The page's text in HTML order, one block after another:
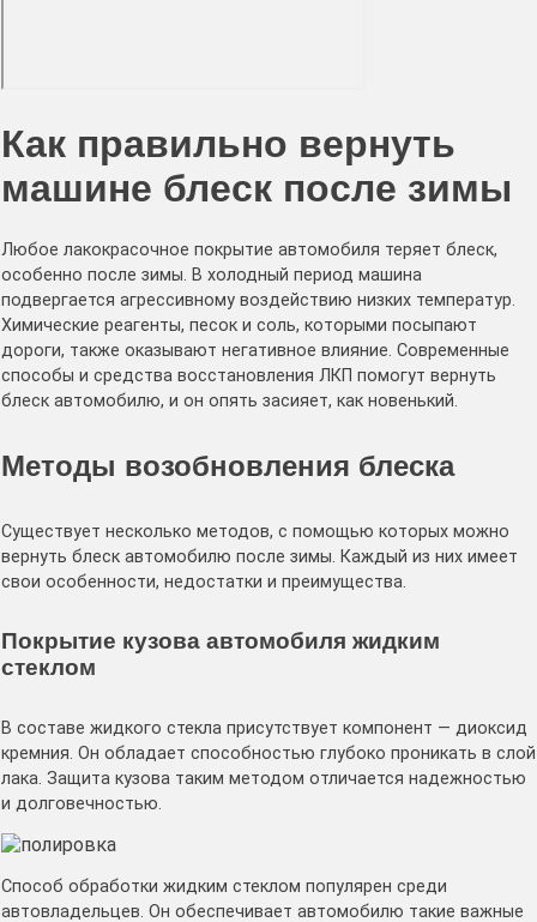
Как правильно вернуть
машине блеск после зимы
Любое лакокрасочное покрытие автомобиля теряет блеск,
особенно после зимы. В холодный период машина
подвергается агрессивному воздействию низких температур.
Химические реагенты, песок и соль, которыми посыпают
дороги, также оказывают негативное влияние. Современные
способы и средства восстановления ЛКП помогут вернуть
блеск автомобилю, и он опять засияет, как новенький.
Методы возобновления блеска
Существует несколько методов, с помощью которых можно
вернуть блеск автомобилю после зимы. Каждый из них имеет
свои особенности, недостатки и преимущества.
Покрытие кузова автомобиля жидким
стеклом
В составе жидкого стекла присутствует компонент — диоксид
кремния. Он обладает способностью глубоко проникать в слой
лака. Защита кузова таким методом отличается надежностью
и долговечностью.
Способ обработки жидким стеклом популярен среди
автовладельцев. Он обеспечивает автомобилю такие важные